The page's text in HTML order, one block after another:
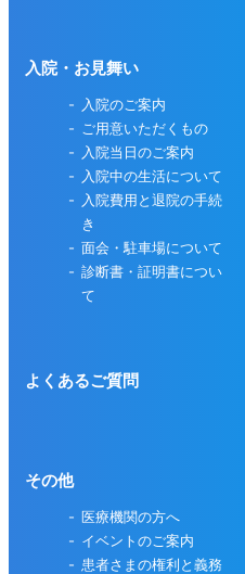
入院・お見舞い
入院のご案内
ご用意いただくもの
入院当日のご案内
入院中の生活について
入院費用と退院の手続
き
面会・駐車場について
診断書・証明書につい
て
よくあるご質問
その他
医療機関の方へ
イベントのご案内
患者さまの権利と義務